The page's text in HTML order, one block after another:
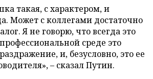
такая, с характером, и
Может с коллегами достаточно
Я не говорю, что всегда это
среде это
и, безусловно, это ее
– сказал Путин.